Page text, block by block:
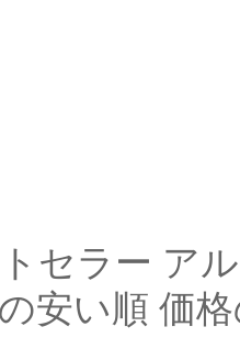
セラー ア
安い順 価